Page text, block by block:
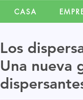
CASA
Los
Una nueva